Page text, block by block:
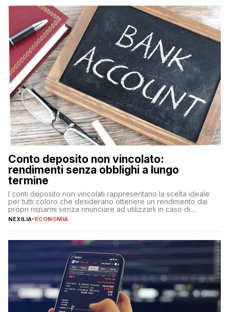
fare se non […]
Conto deposito non vincolato:
rendimenti senza obblighi a lungo
termine
I conti deposito non vincolati rappresentano la scelta ideale
per tutti coloro che desiderano ottenere un rendimento dai
propri risparmi senza rinunciare ad utilizzarli in caso di
necessità. A differenza delle forme vincolate tradizionali,
flessibilità e rendimento. Come funzionano […]
NEXILIA-ECONOMIA